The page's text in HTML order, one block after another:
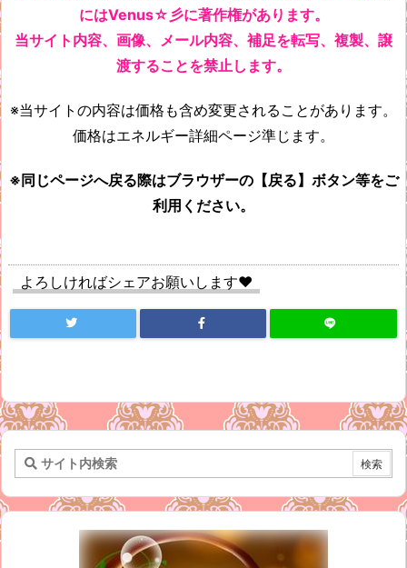
にはVenus☆彡に著作権があります。
当サイト内容、画像、メール内容、補足を転写、複製、譲
渡することを禁止します。
※当サイトの内容は価格も含め変更されることがあります。
価格はエネルギー詳細ページ準じます。
※同じページへ戻る際はブラウザーの【戻る】ボタン等をご
利用ください。
よろしければシェアお願いします♥